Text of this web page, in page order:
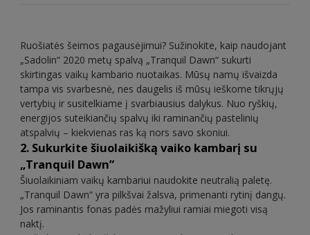
Ruošiatės šeimos pagausėjimui? Sužinokite, kaip naudojant
„Sadolin“ 2020 metų spalvą „Tranquil Dawn“ sukurti
skirtingas vaikų kambario nuotaikas. Mūsų namų išvaizda
tampa vis svarbesnė, nes daugelis iš mūsų ieškome tikrųjų
vertybių ir susitelkiame į svarbiausius dalykus. Nuo ryškių,
energijos suteikiančių spalvų iki raminančių pastelinių
atspalvių – kiekvienas ras ką nors savo skoniui.
2. Sukurkite šiuolaikišką vaiko kambarį su
„Tranquil Dawn”
Šiuolaikiniam vaikų kambariui naudokite neutralią paletę.
„Tranquil Dawn“ yra pilkšvai žalsva, primenanti rytinį dangų.
Jos raminantis fonas padės mažyliui ramiai miegoti visą
naktį.